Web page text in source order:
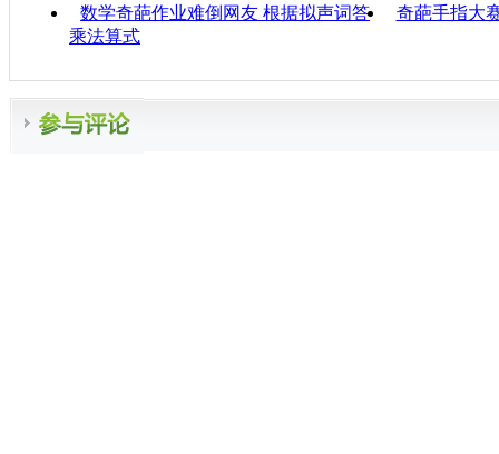
数学奇葩作业难倒网友 根据拟声词答
乘法算式
奇葩手指大